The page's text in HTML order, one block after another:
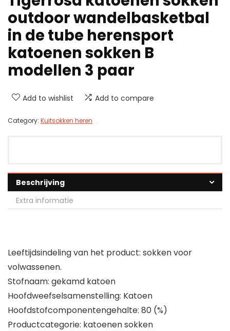
outdoor wandelbasketbal
in de tube herensport
katoenen sokken B
modellen 3 paar
Add to wishlist Add to compare
Category: Kuitsokken heren
Beschrijving
Extra informatie
Leeftijdsindeling van het product: sokken voor
volwassenen.
Stofnaam: gekamd katoen
Hoofdweefselsamenstelling: Katoen
Hoofdstofcomponentengehalte: 80 (%)
Productcategorie: katoenen sokken